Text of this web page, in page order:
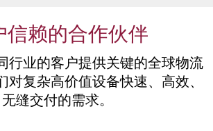
信赖的合作伙伴
行业的客户提供关键的全球物流
对复杂高价值设备快速、高效、
无缝交付的需求。